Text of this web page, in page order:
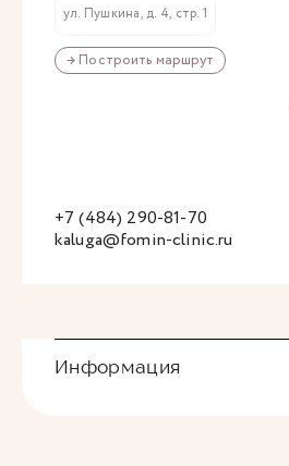
ул. Пушкина, д. 4, стр. 1
→ Построить маршрут
kaluga@fomin-clinic.ru
+7 (484) 290-81-70
Информация